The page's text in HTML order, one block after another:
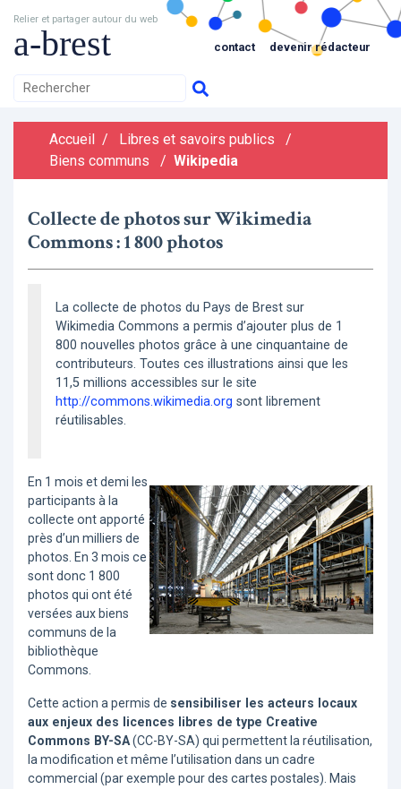
Relier et partager autour du web
a-brest contact devenir rédacteur
Accueil / Libres et savoirs publics
/
Biens communs
/ Wikipedia
Collecte de photos sur Wikimedia
Commons : 1 800 photos
La collecte de photos du Pays de Brest sur
Wikimedia Commons a permis d’ajouter plus de 1
800 nouvelles photos grâce à une cinquantaine de
contributeurs. Toutes ces illustrations ainsi que les
11,5 millions accessibles sur le site
http://commons.wikimedia.org sont librement
réutilisables.
En 1 mois et demi les
participants à la
collecte ont apporté
près d’un milliers de
photos. En 3 mois ce
sont donc 1 800
photos qui ont été
versées aux biens
communs de la
bibliothèque
Commons.
Cette action a permis de sensibiliser les acteurs locaux
aux enjeux des licences libres de type Creative
Commons BY-SA(CC-BY-SA) qui permettent la réutilisation,
la modification et même l’utilisation dans un cadre
commercial (par exemple pour des cartes postales). Mais